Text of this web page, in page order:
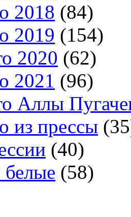
2018 (84)
2019 (154)
2020 (62)
2021 (96)
Аллы
из прессы
(40)
(58)